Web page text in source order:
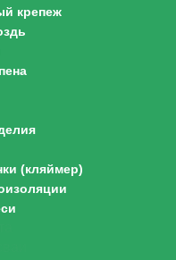
крепеж
(кляймер)